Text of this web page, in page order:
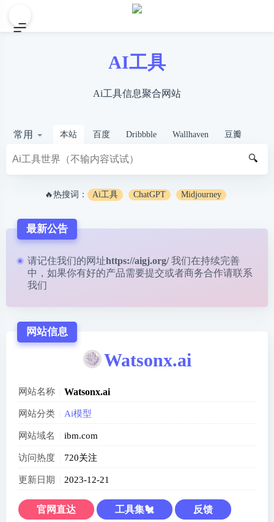
AI工具
Ai工具信息聚合网站
常用 本站 百度 Dribbble Wallhaven 豆瓣
🔍
🔥热搜词： Ai工具 ChatGPT Midjourney
最新公告
请记住我们的网址https://aigj.org/ 我们在持续完善
中，如果你有好的产品需要提交或者商务合作请联系
我们
网站信息
Watsonx.ai
网站名称 Watsonx.ai
网站分类 Ai模型
网站域名 ibm.com
访问热度 720关注
更新日期 2023-12-21
官网直达 工具集🐔 反馈